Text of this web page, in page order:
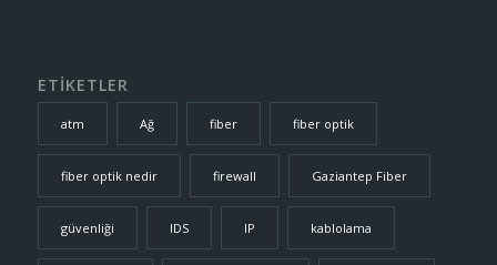
ETİKETLER
atm Ağ fiber fiber optik
fiber optik nedir firewall Gaziantep Fiber
güvenliği IDS IP kablolama